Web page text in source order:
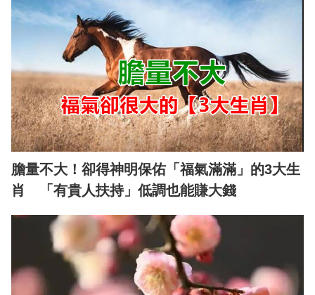
膽量不大！卻得神明保佑「福氣滿滿」的3大生
肖 「有貴人扶持」低調也能賺大錢